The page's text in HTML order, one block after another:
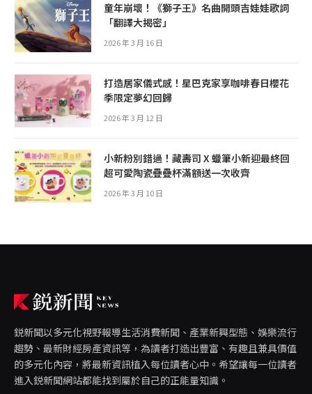
童年崩壞！《獅子王》名曲開頭吉娃娃歌詞
「翻譯大揭密」
2026 年 3 月 16 日
打造居家儀式感！星巴克家享咖啡春日櫻花
季限定夢幻回歸
2026 年 3 月 12 日
小新粉別錯過！藏壽司 X 蠟筆小新迎最終回
超可愛陶瓷疊疊杯滿額送一次收齊
2026 年 3 月 10 日
鋭新聞以多元化視野報導生活消費新聞、產業新興型態、娛樂流行
趨勢、最新財經房產資訊等，為讀者打造出豐富、有趣且兼具價值
的多元化內容，將最新資訊植入每位讀者心中。希望讓每一位讀者
進入鋭新聞網站都能找到屬於自己的正能量知識。